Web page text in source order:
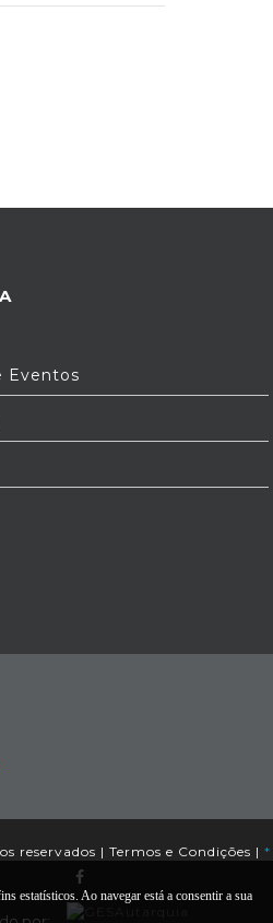
Eventos
reservados | Termos e Condições | *
estatísticos. Ao navegar está a consentir a sua